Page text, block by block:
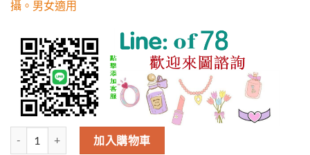
攝。男女適用
高仿Burberry新款棒球帽，暗紋騎士，1:1開模訂制，帆佈面料，純
加入購物車